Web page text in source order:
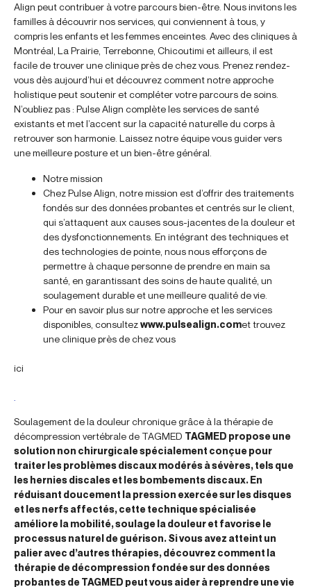
Align peut contribuer à votre parcours bien-être. Nous invitons les
familles à découvrir nos services, qui conviennent à tous, y
compris les enfants et les femmes enceintes. Avec des cliniques à
Montréal, La Prairie, Terrebonne, Chicoutimi et ailleurs, il est
facile de trouver une clinique près de chez vous. Prenez rendez-
vous dès aujourd’hui et découvrez comment notre approche
holistique peut soutenir et compléter votre parcours de soins.
N’oubliez pas : Pulse Align complète les services de santé
existants et met l’accent sur la capacité naturelle du corps à
retrouver son harmonie. Laissez notre équipe vous guider vers
une meilleure posture et un bien-être général.
Notre mission
Chez Pulse Align, notre mission est d’offrir des traitements
fondés sur des données probantes et centrés sur le client,
qui s’attaquent aux causes sous-jacentes de la douleur et
des dysfonctionnements. En intégrant des techniques et
des technologies de pointe, nous nous efforçons de
permettre à chaque personne de prendre en main sa
santé, en garantissant des soins de haute qualité, un
soulagement durable et une meilleure qualité de vie.
Pour en savoir plus sur notre approche et les services
disponibles, consultezwww.pulsealign.comet trouvez
une clinique près de chez vous
ici
Soulagement de la douleur chronique grâce à la thérapie de
décompression vertébrale de TAGMED TAGMED propose une
solution non chirurgicale spécialement conçue pour
traiter les problèmes discaux modérés à sévères, tels que
les hernies discales et les bombements discaux. En
réduisant doucement la pression exercée sur les disques
et les nerfs affectés, cette technique spécialisée
améliore la mobilité, soulage la douleur et favorise le
processus naturel de guérison. Si vous avez atteint un
palier avec d’autres thérapies, découvrez comment la
thérapie de décompression fondée sur des données
probantes de TAGMED peut vous aider à reprendre une vie